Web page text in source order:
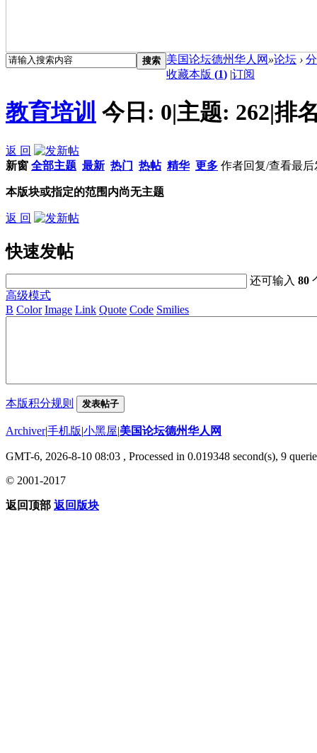
搜索 美国论坛德州华人网 »论坛 ›
收藏本版 (1) |订阅
教育培训 今日: 0|主题: 262|排
返 回
新窗 全部主题 最新 热门 热帖 精华 更多 作者回复/查看最后
本版块或指定的范围内尚无主题
返 回
快速发帖
还可输入80
高级模式
B Color Image Link Quote Code Smilies
本版积分规则 发表帖子
Archiver|手机版|小黑屋|美国论坛德州华人网
GMT-6, 2026-8-10 08:03 , Processed in 0.019348 second(s), 9
© 2001-2017
返回顶部 返回版块